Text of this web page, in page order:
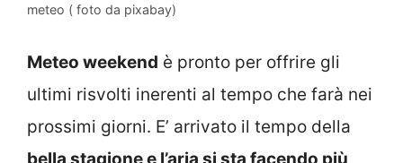
meteo ( foto da pixabay)
Meteo weekend è pronto per offrire gli
ultimi risvolti inerenti al tempo che farà nei
prossimi giorni. E’ arrivato il tempo della